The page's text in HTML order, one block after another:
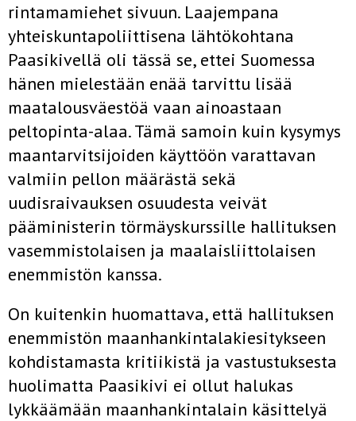
rintamamiehet sivuun. Laajempana
yhteiskuntapoliittisena lähtökohtana
Paasikivellä oli tässä se, ettei Suomessa
hänen mielestään enää tarvittu lisää
maatalousväestöä vaan ainoastaan
peltopinta-alaa. Tämä samoin kuin kysymys
maantarvitsijoiden käyttöön varattavan
valmiin pellon määrästä sekä
uudisraivauksen osuudesta veivät
pääministerin törmäyskurssille hallituksen
vasemmistolaisen ja maalaisliittolaisen
enemmistön kanssa.
On kuitenkin huomattava, että hallituksen
enemmistön maanhankintalakiesitykseen
kohdistamasta kritiikistä ja vastustuksesta
huolimatta Paasikivi ei ollut halukas
lykkäämään maanhankintalain käsittelyä